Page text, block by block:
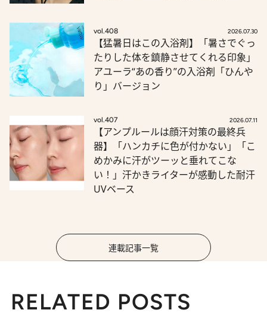
vol.408 2026.07.30
【猛暑日はこの入浴剤】「暑さでぐっ
たりした体を鎮静させてくれる印象」
アユーラ“あの香り”の入浴剤「ひんや
り」バージョン
vol.407 2026.07.11
【アンプルールは顔汗対策の最終兵
器】「ハンカチに色が付かない」「こ
めかみに汗がツーッと垂れてこな
い！」汗かきライターが感動した耐汗
UVベース
連載記事一覧
RELATED POSTS